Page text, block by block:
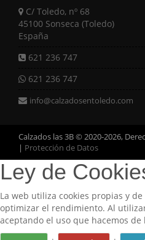
C/ Toledo, nº 68
45100 Sonseca (Toledo)
España
621 236 747
621 236 747
info@calzadosentoledo.com
Calzados las 3B © 2020-2026,
| Protección de Datos
Ley de
La web utiliza cookies propias y
optimizar el rendimiento. Al
aceptando el uso que hacemos de